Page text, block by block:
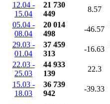
12.04 -
15.04
21 730
449
8.57
05.04 -
08.04
20 014
498
-46.57
29.03 -
01.04
37 459
313
-16.63
22.03 -
25.03
44 933
139
22.3
15.03 -
18.03
36 739
942
-39.33